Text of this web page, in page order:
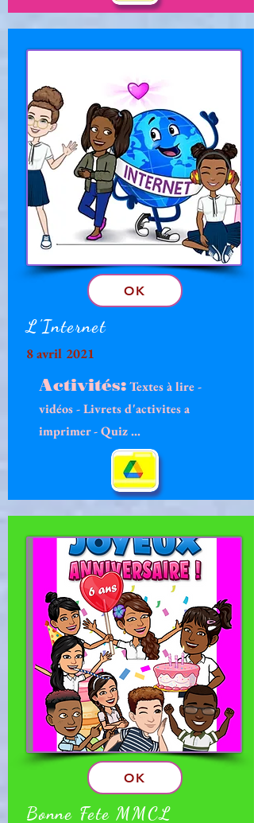
OK
L'Internet
8 avril 2021
Activités:Textes à lire -
vidéos- Livrets d'activites a
imprimer - Quiz ...
OK
Bonne Fete MMCL